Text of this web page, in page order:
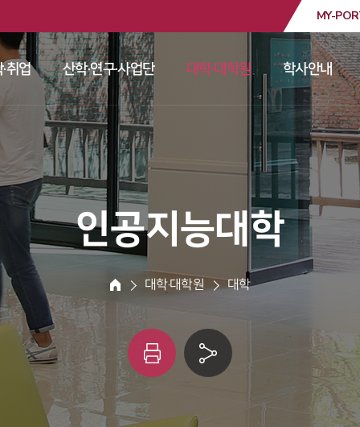
학교
MY-
취업 산학·연구·사업단 대학·대학원 학사안내
인공지능대학
HOME
대학·대학원 대학
쇄
크